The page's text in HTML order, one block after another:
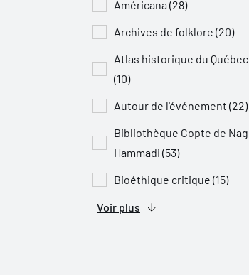
Américana (28)
Archives de folklore (20)
Atlas historique du Québec
(10)
Autour de l'événement (22)
Bibliothèque Copte de Nag
Hammadi (53)
Bioéthique critique (15)
Voir plus